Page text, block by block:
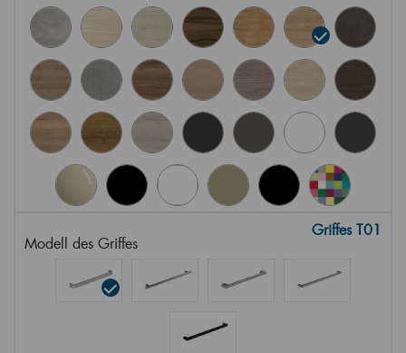
Modell des Griffes
Griffes T01